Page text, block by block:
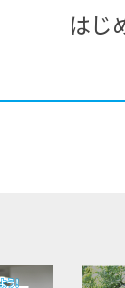
はじ